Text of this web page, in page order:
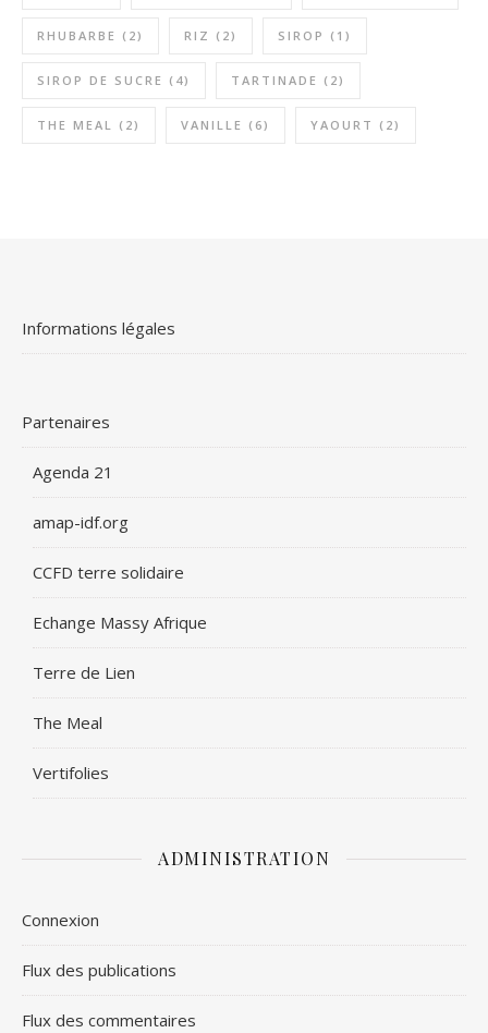
RHUBARBE (2) RIZ (2) SIROP (1)
SIROP DE SUCRE (4) TARTINADE (2)
THE MEAL (2) VANILLE (6) YAOURT (2)
Informations légales
Partenaires
Agenda 21
amap-idf.org
CCFD terre solidaire
Echange Massy Afrique
Terre de Lien
The Meal
Vertifolies
ADMINISTRATION
Connexion
Flux des publications
Flux des commentaires